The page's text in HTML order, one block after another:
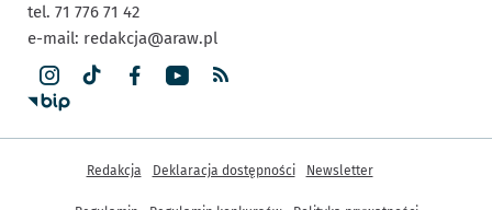
tel. 71 776 71 42
e-mail: redakcja@araw.pl
Inne informacje
Redakcja Deklaracja dostępności Newsletter